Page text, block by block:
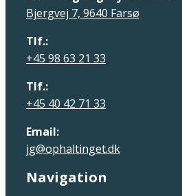
Bjergvej 7, 9640 Farsø
Tlf.:
+45 98 63 21 33
Tlf.:
+45 40 42 71 33
Email:
jg@ophaltinget.dk
Navigation